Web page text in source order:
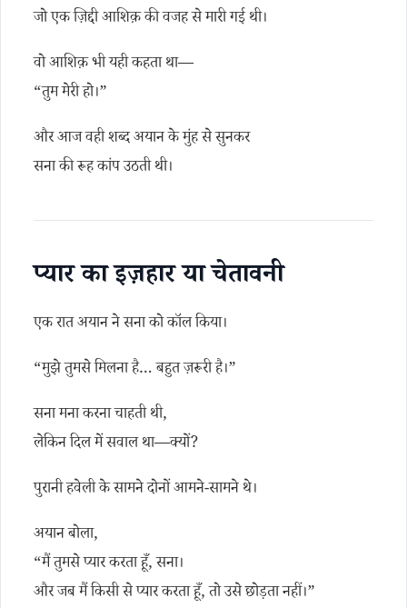
जो एक ज़िद्दी आशिक़ की वजह से मारी गई थी।
वो आशिक़ भी यही कहता था—
“तुम मेरी हो।”
और आज वही शब्द अयान के मुंह से सुनकर
सना की रूह कांप उठती थी।
प्यार का इज़हार या चेतावनी
एक रात अयान ने सना को कॉल किया।
“मुझे तुमसे मिलना है… बहुत ज़रूरी है।”
सना मना करना चाहती थी,
लेकिन दिल में सवाल था—क्यों?
पुरानी हवेली के सामने दोनों आमने-सामने थे।
अयान बोला,
“मैं तुमसे प्यार करता हूँ, सना।
और जब मैं किसी से प्यार करता हूँ, तो उसे छोड़ता नहीं।”